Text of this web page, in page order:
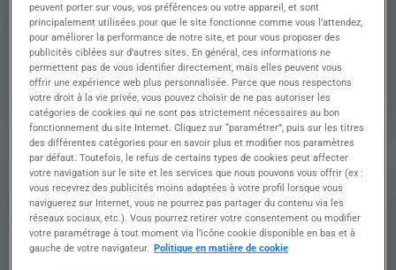
Expérience
Salaire
Contrat
Ville
()
Référence Annonce n°
Contact
Tél.
peuvent porter sur vous, vos préférences ou votre appareil, et sont
principalement utilisées pour que le site fonctionne comme vous l’attendez,
pour améliorer la performance de notre site, et pour vous proposer des
publicités ciblées sur d’autres sites. En général, ces informations ne
permettent pas de vous identifier directement, mais elles peuvent vous
offrir une expérience web plus personnalisée. Parce que nous respectons
votre droit à la vie privée, vous pouvez choisir de ne pas autoriser les
catégories de cookies qui ne sont pas strictement nécessaires au bon
fonctionnement du site Internet. Cliquez sur “paramétrer”, puis sur les titres
des différentes catégories pour en savoir plus et modifier nos paramètres
par défaut. Toutefois, le refus de certains types de cookies peut affecter
votre navigation sur le site et les services que nous pouvons vous offrir (ex :
vous recevrez des publicités moins adaptées à votre profil lorsque vous
naviguerez sur Internet, vous ne pourrez pas partager du contenu via les
réseaux sociaux, etc.). Vous pourrez retirer votre consentement ou modifier
votre paramétrage à tout moment via l’icône cookie disponible en bas et à
gauche de votre navigateur. Politique en matière de cookie